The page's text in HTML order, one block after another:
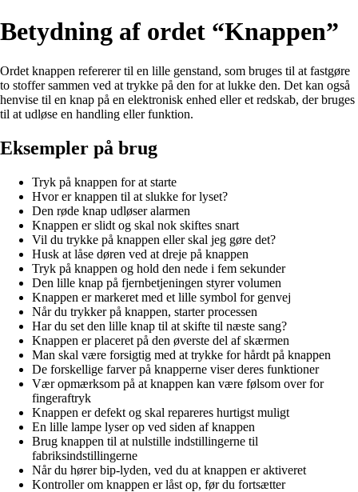
Betydning af ordet “Knappen”
Ordet knappen refererer til en lille genstand, som bruges til at fastgøre
to stoffer sammen ved at trykke på den for at lukke den. Det kan også
henvise til en knap på en elektronisk enhed eller et redskab, der bruges
til at udløse en handling eller funktion.
Eksempler på brug
Tryk på knappen for at starte
Hvor er knappen til at slukke for lyset?
Den røde knap udløser alarmen
Knappen er slidt og skal nok skiftes snart
Vil du trykke på knappen eller skal jeg gøre det?
Husk at låse døren ved at dreje på knappen
Tryk på knappen og hold den nede i fem sekunder
Den lille knap på fjernbetjeningen styrer volumen
Knappen er markeret med et lille symbol for genvej
Når du trykker på knappen, starter processen
Har du set den lille knap til at skifte til næste sang?
Knappen er placeret på den øverste del af skærmen
Man skal være forsigtig med at trykke for hårdt på knappen
De forskellige farver på knapperne viser deres funktioner
Vær opmærksom på at knappen kan være følsom over for
fingeraftryk
Knappen er defekt og skal repareres hurtigst muligt
En lille lampe lyser op ved siden af knappen
Brug knappen til at nulstille indstillingerne til
fabriksindstillingerne
Når du hører bip-lyden, ved du at knappen er aktiveret
Kontroller om knappen er låst op, før du fortsætter